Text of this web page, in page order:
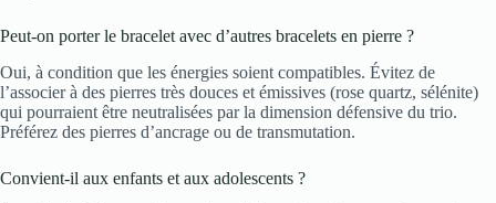
Peut-on porter le bracelet avec d’autres bracelets en pierre ?
Oui, à condition que les énergies soient compatibles. Évitez de
l’associer à des pierres très douces et émissives (rose quartz, sélénite)
qui pourraient être neutralisées par la dimension défensive du trio.
Préférez des pierres d’ancrage ou de transmutation.
Convient-il aux enfants et aux adolescents ?